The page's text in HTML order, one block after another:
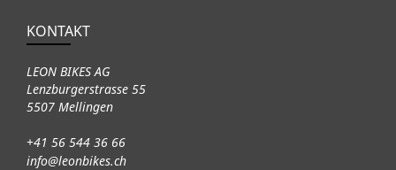
KONTAKT
LEON BIKES AG
Lenzburgerstrasse 55
5507 Mellingen
+41 56 544 36 66
info@leonbikes.ch